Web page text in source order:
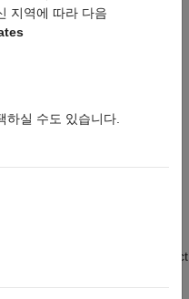
Extended Tire Features for
toolstrip, select
지역에 따라 다음
하실 수도 있습니다.